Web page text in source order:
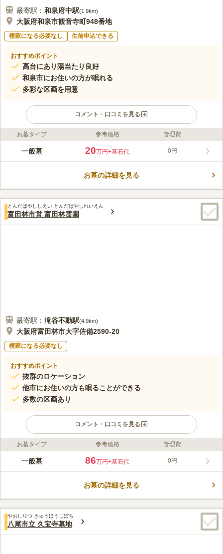
最寄駅： 和泉府中駅(1.9km)
大阪府和泉市観音寺町948番地
檀家になる必要なし 生前申込できる
おすすめポイント
高台にあり陽当たり良好
和泉市にお住いの方が眠れる
多彩な区画を用意
コメント・口コミを見る
ライフドット編集部のコメント
和泉市が管理を行っている市営墓地です。公営墓地なので、申し
ことができる好立地で、高台にあるため陽当たり良好で爽やかな
な時間が流れる場所なので、故人とゆっくりと向き合いたい方に
おすすめです。 バリアフリー対応で、車椅子の方や、足腰の弱
い方などにも安心の設備です。休憩所もあるので疲れたときは一
口コミ評価
みんなの評価
3.5 口コミ
50代男性
お墓の近くに、花やさんがあり、そこで供花を買うことができ
お墓タイプ 参考価格 管理費
一般墓 20万円+墓石代 0円
お墓の詳細を見る
とんだばやししえい とんだばやしれいえん
富田林市営 富田林霊園
最寄駅： 滝谷不動駅(4.9km)
大阪府富田林市大字佐備2590-20
檀家になる必要なし
おすすめポイント
抜群のロケーション
他市にお住いの方も眠ることができる
多数の区画あり
コメント・口コミを見る
ライフドット編集部のコメント
金剛や葛城山を望む最高のロケーションの霊園で、金剛バス「サ
駆け抜ける爽やかな風に、墓域を優しく照らす陽光が特徴で、
スポーツやレジャーを楽しめるのも嬉しいポイントです。
口コミ評価
みんなの評価
40代女性
周りには何もなく 行く道の墓石屋さんが お花を売っている程
お墓タイプ 参考価格 管理費
一般墓 86万円+墓石代 0円
お墓の詳細を見る
やおしりつ きゅうほうじぼち
八尾市立 久宝寺墓地